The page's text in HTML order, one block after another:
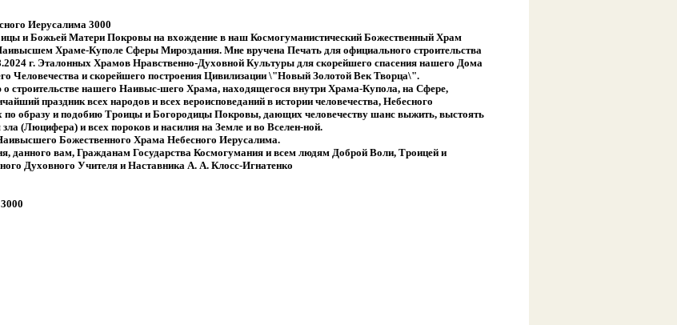
Иерусалима 3000
и Божьей Матери Покровы на вхождение в наш Космогуманистический Божественный Храм
Храме-Куполе Сферы Мироздания. Мне вручена Печать для официального строительства
г. Эталонных Храмов Нравственно-Духовной Культуры для скорейшего спасения нашего Дома
Человечества и скорейшего построения Цивилизации \"Новый Золотой Век Творца\".
строительстве нашего Наивыс-шего Храма, находящегося внутри Храма-Купола, на Сфере,
праздник всех народов и всех вероисповеданий в истории человечества, Небесного
по образу и подобию Троицы и Богородицы Покровы, дающих человечеству шанс выжить, выстоять
(Люцифера) и всех пороков и насилия на Земле и во Вселен-ной.
Божественного Храма Небесного Иерусалима.
данного вам, Гражданам Государства Космогумания и всем людям Доброй Воли, Троицей и
Духовного Учителя и Наставника А. А. Клосс-Игнатенко